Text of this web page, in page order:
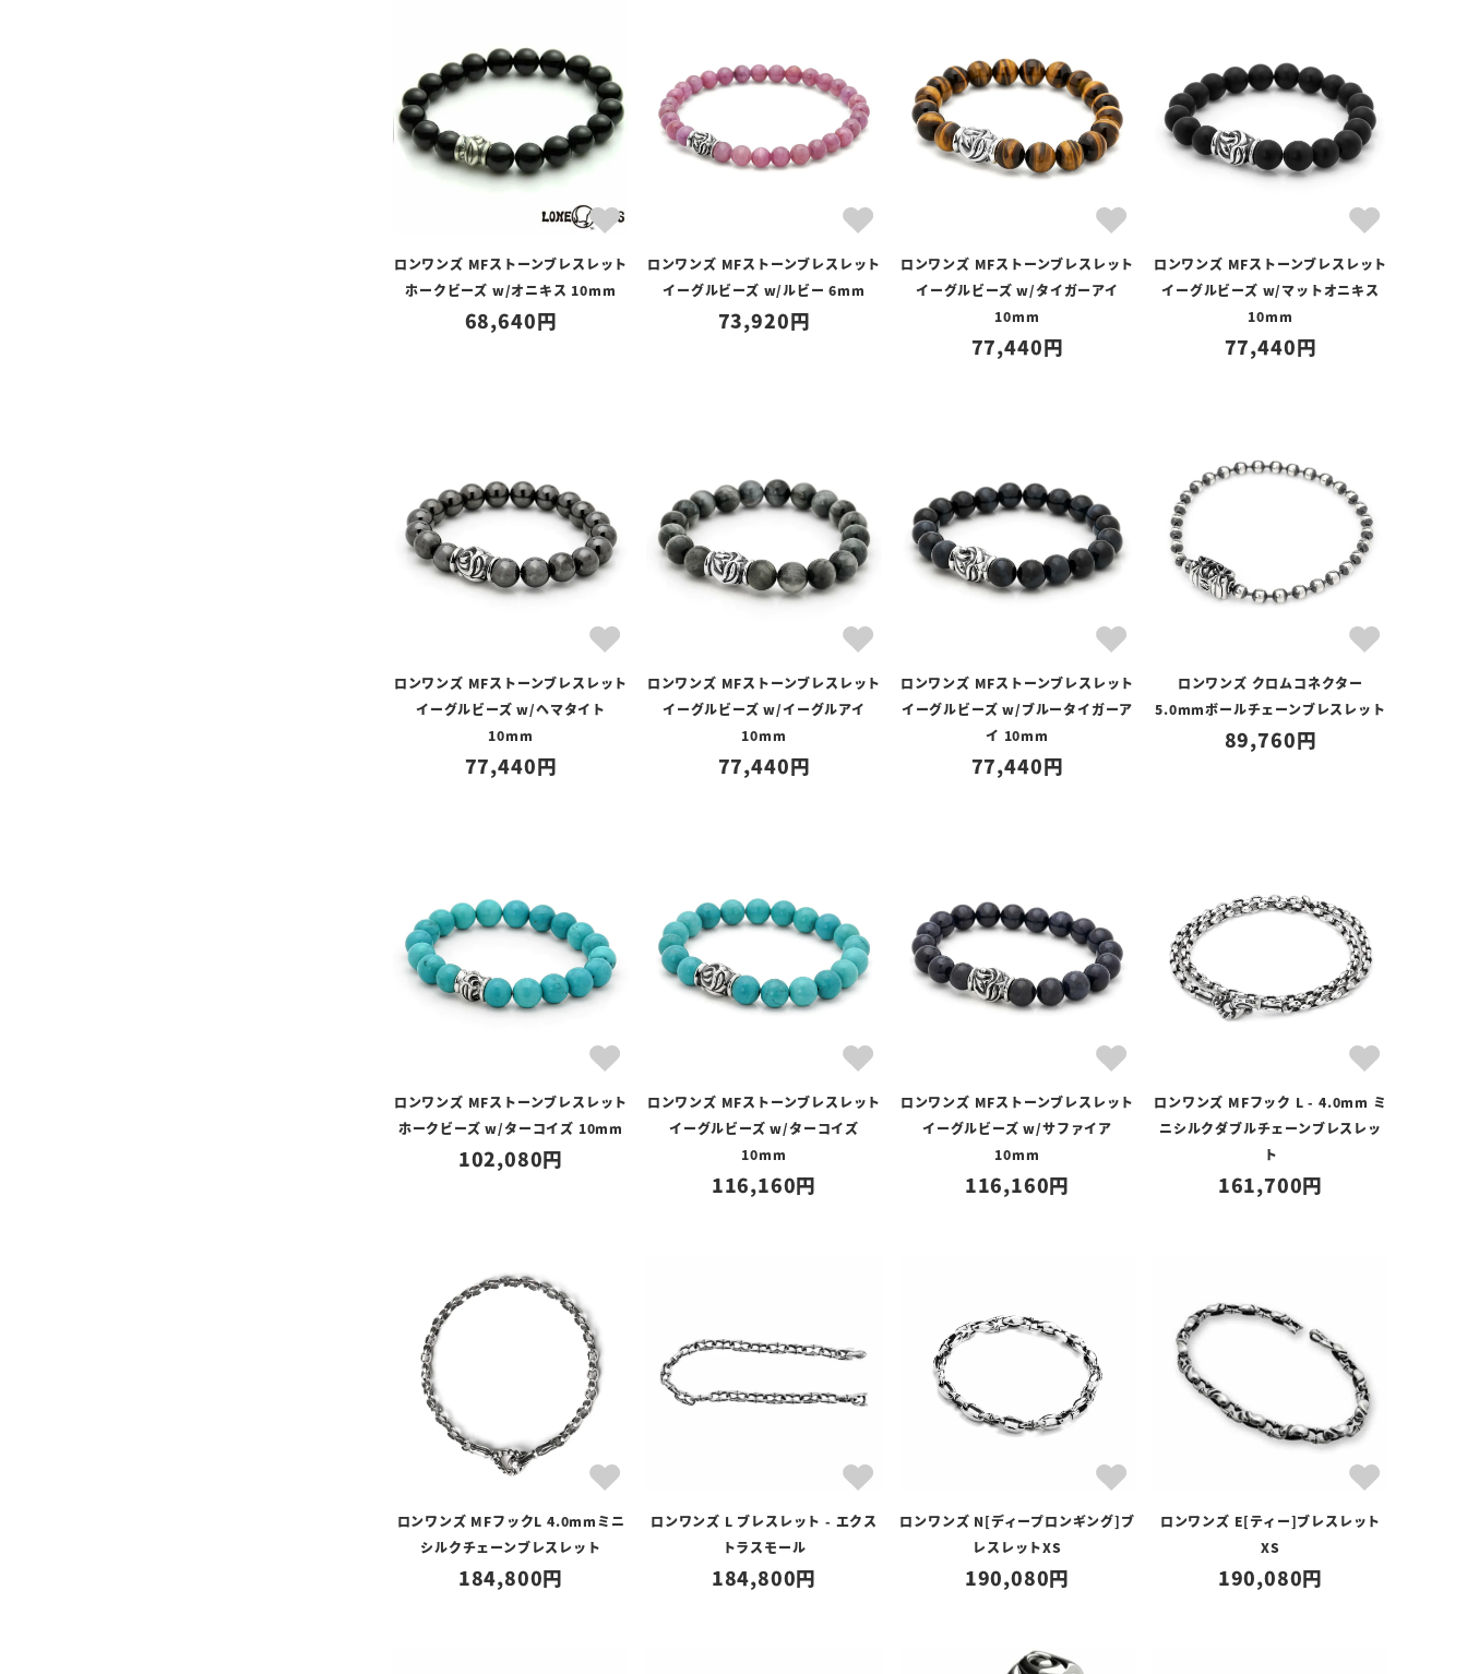
ロンワンズ MFストーンブレスレット
ホークビーズ w/オニキス 10mm
68,640
ロンワンズ MFストーンブレスレット
イーグルビーズ w/ルビー 6mm
73,920
ロンワンズ MFストーンブレスレット
イーグルビーズ w/タイガーアイ
10mm
77,440
ロンワンズ MFストーンブレスレット
イーグルビーズ w/マットオニキス
10mm
77,440
ロンワンズ MFストーンブレスレット
イーグルビーズ w/ヘマタイト
10mm
77,440
ロンワンズ MFストーンブレスレット
イーグルビーズ w/イーグルアイ
10mm
77,440
ロンワンズ MFストーンブレスレット
イーグルビーズ w/ブルータイガーア
イ 10mm
77,440
ロンワンズ クロムコネクター
5.0mmボールチェーンブレスレット
89,760
ロンワンズ MFストーンブレスレット
ホークビーズ w/ターコイズ 10mm
102,080
ロンワンズ MFストーンブレスレット
イーグルビーズ w/ターコイズ
10mm
116,160
ロンワンズ MFストーンブレスレット
イーグルビーズ w/サファイア
10mm
116,160
ロンワンズ MFフック L - 4.0mm ミ
ニシルクダブルチェーンブレスレッ
ト
161,700
ロンワンズ MFフックL 4.0mmミニ
シルクチェーンブレスレット
184,800
ロンワンズ L ブレスレット - エクス
トラスモール
184,800
ロンワンズ N[ディープロンギング]ブ
レスレットXS
190,080
ロンワンズ E[ティー]ブレスレット
XS
190,080